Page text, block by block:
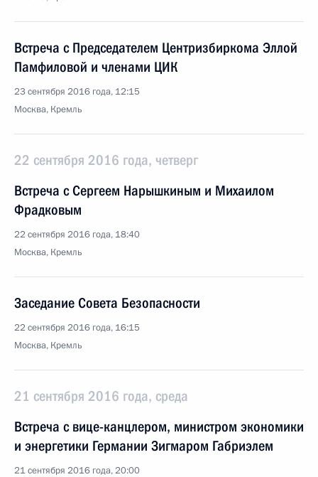
Встреча с Председателем Центризбиркома Эллой
Памфиловой и членами ЦИК
23 сентября 2016 года, 12:15
Москва, Кремль
22 сентября 2016 года, четверг
Встреча с Сергеем Нарышкиным и Михаилом
Фрадковым
22 сентября 2016 года, 18:40
Москва, Кремль
Заседание Совета Безопасности
22 сентября 2016 года, 16:15
Москва, Кремль
21 сентября 2016 года, среда
Встреча с вице-канцлером, министром экономики
и энергетики Германии Зигмаром Габриэлем
21 сентября 2016 года, 20:00